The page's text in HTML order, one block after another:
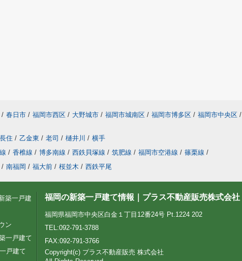
/ 春日市 / 福岡市西区 / 大野城市 / 福岡市城南区 / 福岡市博多区 / 福岡市中央区 /
長住 / 乙金東 / 老司 / 樋井川 / 横手
/ 香椎線 / 博多南線 / 西鉄貝塚線 / 筑肥線 / 福岡市空港線 / 篠栗線 /
/ 南福岡 / 福大前 / 桜並木 / 西鉄平尾
築一戸建
ン
一戸建て
戸建て
福岡の新築一戸建て情報｜プラス不動産販売株式会社
福岡県福岡市中央区白金１丁目12番24号 Pt.1224 202
TEL:092-791-3788
FAX:092-791-3766
Copyright(c) プラス不動産販売 株式会社